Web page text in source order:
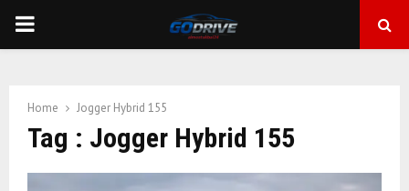
PRIMARY
Home Jogger Hybrid 155
Tag : Jogger Hybrid 155